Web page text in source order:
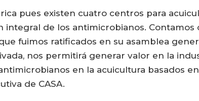
pues existen cuatro centros para
integral de los antimicrobianos.
fuimos ratificados en su asamblea
nos permitirá generar valor en la
en la acuicultura basados
de CASA.